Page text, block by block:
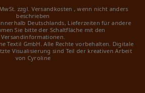
zzgl. Versandkosten , wenn nicht anders
beschrieben
Deutschlands, Lieferzeiten für andere
Sie bitte der Schaltfläche mit den
Versandinformationen.
Textil GmbH. Alle Rechte vorbehalten. Digitale
Visualisierung sind Teil der kreativen Arbeit
von Cyroline